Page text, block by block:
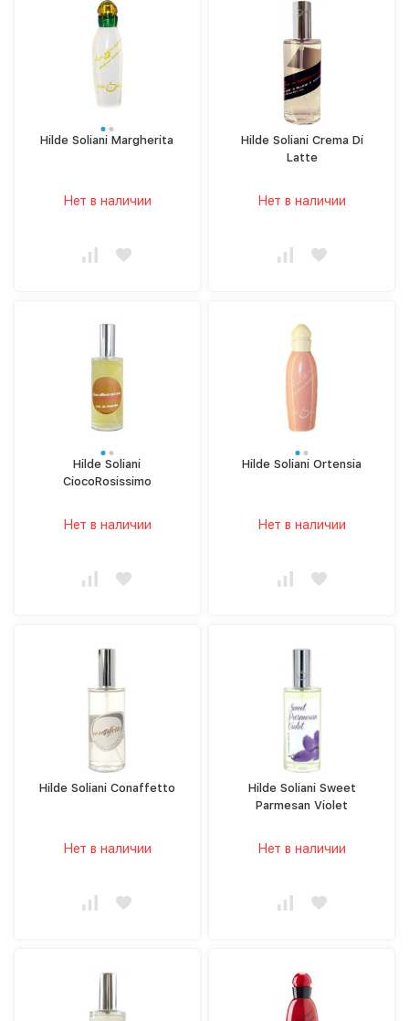
Hilde Soliani Margherita
Нет в наличии
Hilde Soliani Crema Di
Latte
Нет в наличии
Hilde Soliani
CiocoRosissimo
Нет в наличии
Hilde Soliani Ortensia
Нет в наличии
Hilde Soliani Conaffetto
Нет в наличии
Hilde Soliani Sweet
Parmesan Violet
Нет в наличии